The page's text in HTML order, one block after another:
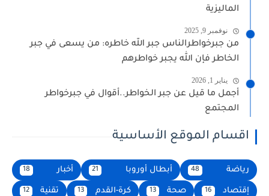
الماليزية
نوفمبر 9, 2025
من جبرخواطرالناس جبر الله خاطره: من يسعى في جبر
الخاطر فإن الله يجبر خواطرهم
يناير 1, 2026
أجمل ما قيل عن جبر الخواطر..أقوال في جبرخواطر
المجتمع
اقسام الموقع الأساسية
رياضة 48 أبطال أوروبا أخبار
إقتصاد صحة كرة-القدم تقنية